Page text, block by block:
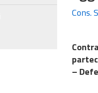
Cons.
–